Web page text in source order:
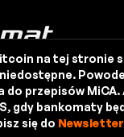
de
na tej stronie
do przepisów
gdy bankomaty
się do